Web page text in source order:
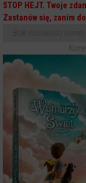
STOP HEJT. Twoje
Zastanów się, zanim